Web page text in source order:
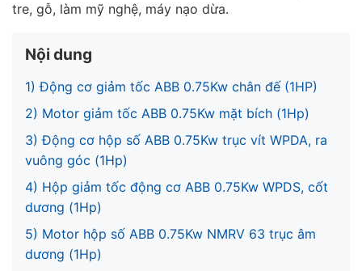
tre, gỗ, làm mỹ nghệ, máy nạo dừa.
Nội dung
1) Động cơ giảm tốc ABB 0.75Kw chân đế (1HP)
2) Motor giảm tốc ABB 0.75Kw mặt bích (1Hp)
3) Động cơ hộp số ABB 0.75Kw trục vít WPDA, ra
vuông góc (1Hp)
4) Hộp giảm tốc động cơ ABB 0.75Kw WPDS, cốt
dương (1Hp)
5) Motor hộp số ABB 0.75Kw NMRV 63 trục âm
dương (1Hp)